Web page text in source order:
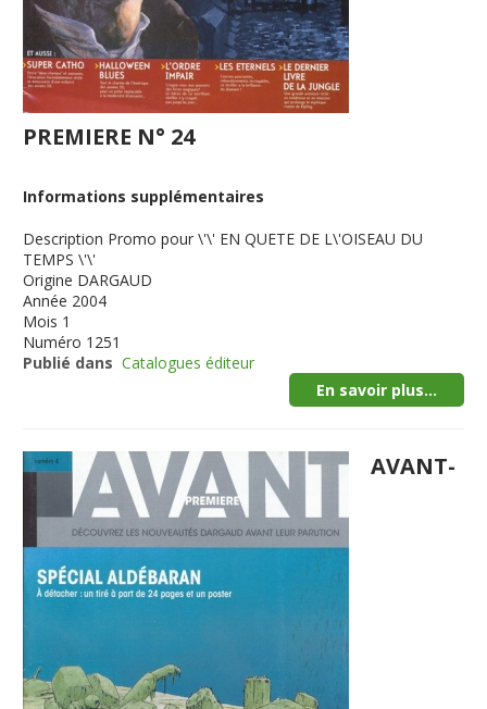
PREMIERE N° 24
Informations supplémentaires
Description Promo pour \'\' EN QUETE DE L\'OISEAU DU
TEMPS \'\'
Origine DARGAUD
Année 2004
Mois 1
Numéro 1251
Publié dans Catalogues éditeur
En savoir plus...
AVANT-